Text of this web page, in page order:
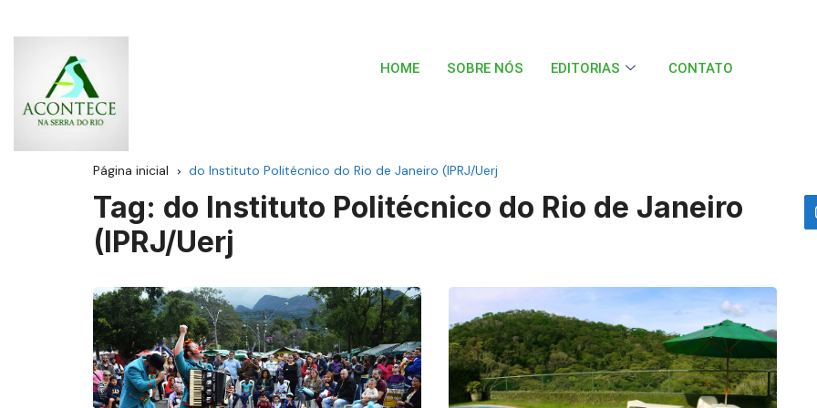
HOME SOBRE NÓS EDITORIAS CONTATO
Página inicial do Instituto Politécnico do Rio de Janeiro (IPRJ/Uerj
Tag: do Instituto Politécnico do Rio de Janeiro
(IPRJ/Uerj